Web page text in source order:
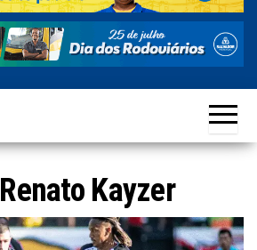
região!
Renato Kayzer